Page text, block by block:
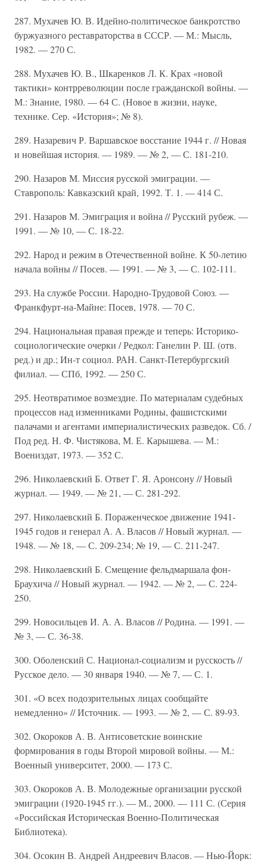
287. Мухачев Ю. В. Идейно-политическое банкротство
буржуазного реставраторства в СССР. — М.: Мысль,
1982. — 270 С.
288. Мухачев Ю. В., Шкаренков Л. К. Крах «новой
тактики» контрреволюции после гражданской войны. —
М.: Знание, 1980. — 64 С. (Новое в жизни, науке,
технике. Сер. «История»; № 8).
289. Назаревич Р. Варшавское восстание 1944 г. // Новая
и новейшая история. — 1989. — № 2, — С. 181-210.
290. Назаров М. Миссия русской эмиграции. —
Ставрополь: Кавказский край, 1992. Т. 1. — 414 С.
291. Назаров М. Эмиграция и война // Русский рубеж. —
1991. — № 10, — С. 18-22.
292. Народ и режим в Отечественной войне. К 50-летию
начала войны // Посев. — 1991. — № 3, — С. 102-111.
293. На службе России. Народно-Трудовой Союз. —
Франкфурт-на-Майне: Посев, 1978. — 70 С.
294. Национальная правая прежде и теперь: Историко-
социологические очерки / Редкол: Ганелин Р. Ш. (отв.
ред.) и др.; Ин-т социол. РАН. Санкт-Петербургский
филиал. — СПб, 1992. — 250 С.
295. Неотвратимое возмездие. По материалам судебных
процессов над изменниками Родины, фашистскими
палачами и агентами империалистических разведок. Сб. /
Под ред. Н. Ф. Чистякова, М. Е. Карышева. — М.:
Воениздат, 1973. — 352 С.
296. Николаевский Б. Ответ Г. Я. Аронсону // Новый
журнал. — 1949. — № 21, — С. 281-292.
297. Николаевский Б. Пораженческое движение 1941-
1945 годов и генерал А. А. Власов // Новый журнал. —
1948. — № 18, — С. 209-234; № 19, — С. 211-247.
298. Николаевский Б. Смещение фельдмаршала фон-
Браухича // Новый журнал. — 1942. — № 2, — С. 224-
250.
299. Новосильцев И. А. А. Власов // Родина. — 1991. —
№ 3, — С. 36-38.
300. Оболенский С. Национал-социализм и русскость //
Русское дело. — 30 января 1940. — № 7, — С. 1.
301. «О всех подозрительных лицах сообщайте
немедленно» // Источник. — 1993. — № 2, — С. 89-93.
302. Окороков А. В. Антисоветские воинские
формирования в годы Второй мировой войны. — М.:
Военный университет, 2000. — 173 С.
303. Окороков А. В. Молодежные организации русской
эмиграции (1920-1945 гг.). — М., 2000. — 111 С. (Серия
«Российская Историческая Военно-Политическая
Библиотека).
304. Осокин В. Андрей Андреевич Власов. — Нью-Йорк: